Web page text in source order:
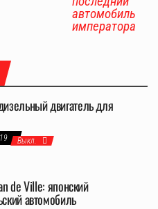
автомобиль
императора
двигатель для
Выкл.
de Ville: японский
автомобиль